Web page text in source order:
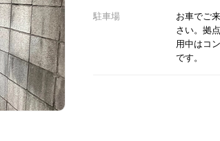
駐車場
お車でご
さい。拠
用中はコ
です。